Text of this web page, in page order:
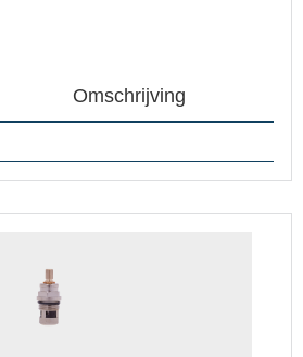
Omschrijving